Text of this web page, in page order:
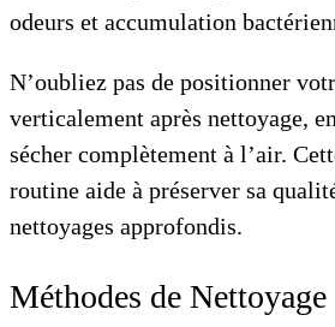
odeurs et accumulation
N’oubliez pas de positionner
verticalement après nettoyage,
sécher complètement à l’air.
routine aide à préserver sa
nettoyages approfondis.
Méthodes de Nettoyage